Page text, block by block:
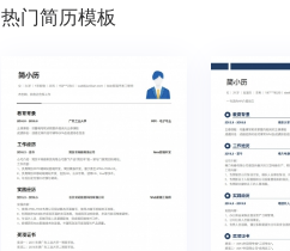
热门简历模板